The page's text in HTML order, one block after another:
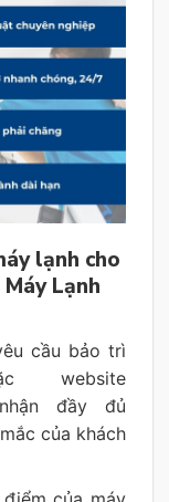
lạnh cho
Lạnh
cầu bảo trì
website
nhận đầy đủ
của khách